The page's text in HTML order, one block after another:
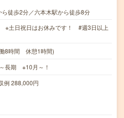
徒歩2分／六本木駅から徒歩8分
※土日祝日はお休みです！ #週3日以上
8時間 休憩1時間)
長期 ※10月～！
288,000円